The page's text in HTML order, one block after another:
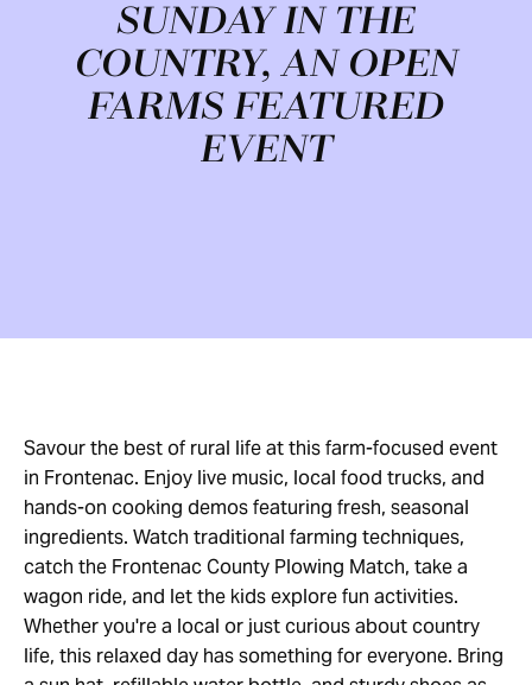
SUNDAY IN THE
COUNTRY, AN OPEN
FARMS FEATURED
EVENT
Savour the best of rural life at this farm-focused event
in Frontenac. Enjoy live music, local food trucks, and
hands-on cooking demos featuring fresh, seasonal
ingredients. Watch traditional farming techniques,
catch the Frontenac County Plowing Match, take a
wagon ride, and let the kids explore fun activities.
Whether you're a local or just curious about country
life, this relaxed day has something for everyone. Bring